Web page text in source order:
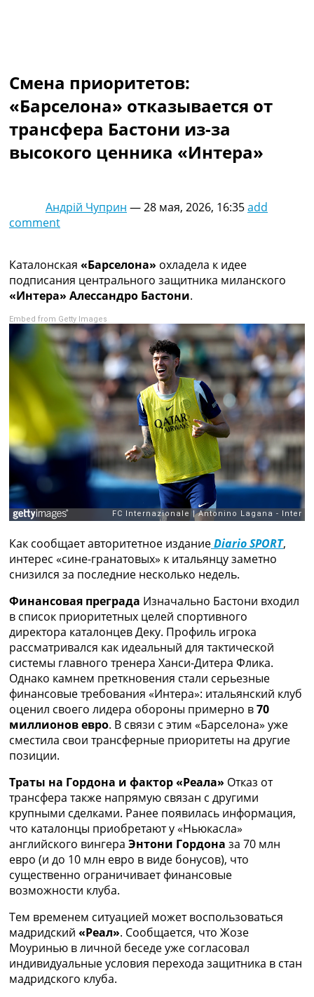
Лига Чемпионов
Англия. Премьер Лига
Испания. Ла Лига
Другие Турниры >>>
Таблицы
Таблицы групп Чемпионата Мира
Лига Чемпионов. Таблицы групп
Все таблицы >>>
Рейтинги
Рейтинг стран УЕФА
Рейтинг клубов УЕФА
Рейтинг ФИФА
ТВ программа
Categories
Главная
Новости футбола
Видео
Трансферы
Новости футбола Украины
Последние комментарии
Логин
Рейтинги
Правила
Коллективный прогноз
Турниры
Чемпионат Мира
Украина. Премьер-Лига
Украина. Первая Лига
Лига Чемпионов
Англия. Премьер Лига
Испания. Ла Лига
Другие Турниры >>>
Таблицы
Таблицы групп Чемпионата Мира
Украина. Первая Лига
Лига Чемпионов. Таблицы групп
Англия. Премьер-Лига
Испания. Ла Лига
Все таблицы >>>
Рейтинги
Рейтинг стран УЕФА
Рейтинг клубов УЕФА
Рейтинг ФИФА
ТВ программа
Смена приоритетов:
«Барселона» отказывается от
трансфера Бастони из-за
высокого ценника «Интера»
Андрій Чуприн —28 мая, 2026, 16:35add
comment
Каталонская «Барселона» охладела к идее
подписания центрального защитника миланского
«Интера» Алессандро Бастони.
Embed from Getty Images
Как сообщает авторитетное изданиеDiario SPORT,
интерес «сине-гранатовых» к итальянцу заметно
снизился за последние несколько недель.
Финансовая преграда Изначально Бастони входил
в список приоритетных целей спортивного
директора каталонцев Деку. Профиль игрока
рассматривался как идеальный для тактической
системы главного тренера Ханси-Дитера Флика.
Однако камнем преткновения стали серьезные
финансовые требования «Интера»: итальянский клуб
оценил своего лидера обороны примерно в70
миллионов евро. В связи с этим «Барселона» уже
сместила свои трансферные приоритеты на другие
позиции.
Траты на Гордона и фактор «Реала» Отказ от
трансфера также напрямую связан с другими
крупными сделками. Ранее появилась информация,
что каталонцы приобретают у «Ньюкасла»
английского вингера Энтони Гордона за 70 млн
евро (и до 10 млн евро в виде бонусов), что
существенно ограничивает финансовые
возможности клуба.
Тем временем ситуацией может воспользоваться
мадридский «Реал». Сообщается, что Жозе
Моуринью в личной беседе уже согласовал
индивидуальные условия перехода защитника в стан
мадридского клуба.